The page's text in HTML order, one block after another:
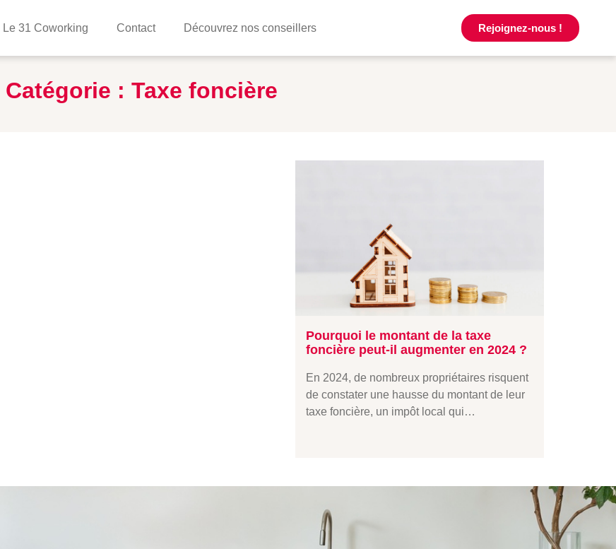
Le 31 Coworking Contact Découvrez nos conseillers Rejoignez-nous !
Catégorie : Taxe foncière
Pourquoi le montant de la taxe
foncière peut-il augmenter en 2024 ?
En 2024, de nombreux propriétaires risquent
de constater une hausse du montant de leur
taxe foncière, un impôt local qui…